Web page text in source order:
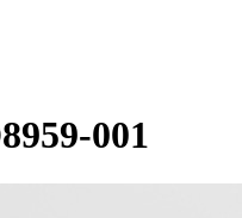
001